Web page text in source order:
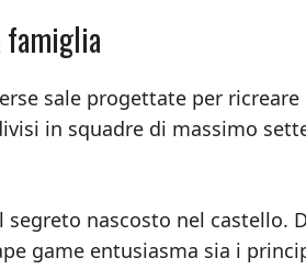
famiglia
sale progettate per
in squadre di massimo
nascosto nel castello.
game entusiasma sia i